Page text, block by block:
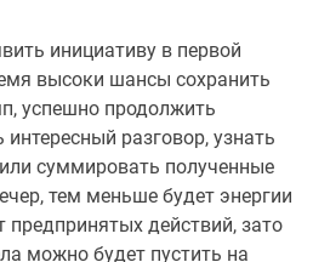
инициативу в первой
высоки шансы сохранить
успешно продолжить
разговор, узнать
суммировать полученные
тем меньше будет энергии
предпринятых действий, зато
можно будет пустить на